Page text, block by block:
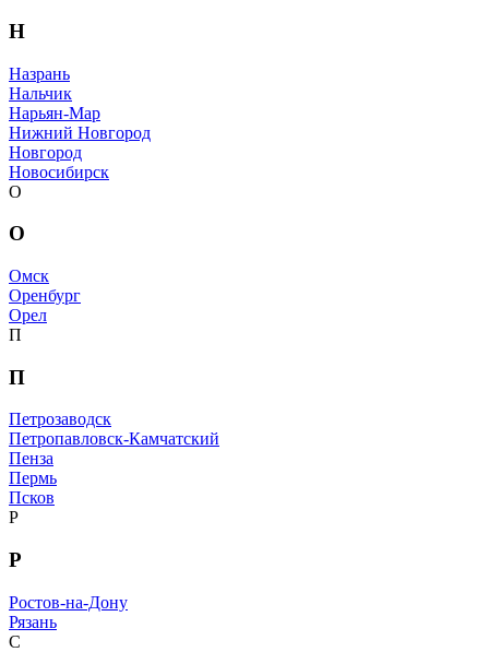
Н
Назрань
Нальчик
Нарьян-Мар
Нижний Новгород
Новгород
Новосибирск
О
О
Омск
Оренбург
Орел
П
П
Петрозаводск
Петропавловск-Камчатский
Пенза
Пермь
Псков
Р
Р
Ростов-на-Дону
Рязань
С